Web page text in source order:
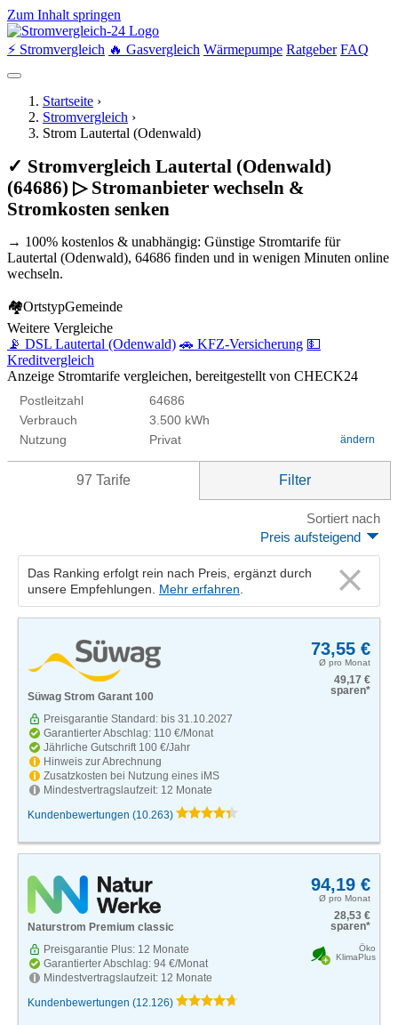
Zum Inhalt springen
⚡ Stromvergleich 🔥 Gasvergleich Wärmepumpe Ratgeber FAQ
Startseite ›
Stromvergleich ›
Strom Lautertal (Odenwald)
✓ Stromvergleich Lautertal (Odenwald)
(64686) ▷ Stromanbieter wechseln &
Stromkosten senken
→ 100% kostenlos & unabhängig: Günstige Stromtarife für
Lautertal (Odenwald), 64686 finden und in wenigen Minuten online
wechseln.
🏘OrtstypGemeinde
Weitere Vergleiche
📡 DSL Lautertal (Odenwald) 🚗 KFZ-Versicherung 💵
Kreditvergleich
Anzeige Stromtarife vergleichen, bereitgestellt von CHECK24